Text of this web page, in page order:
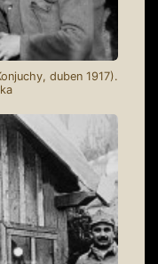
duben 1917).